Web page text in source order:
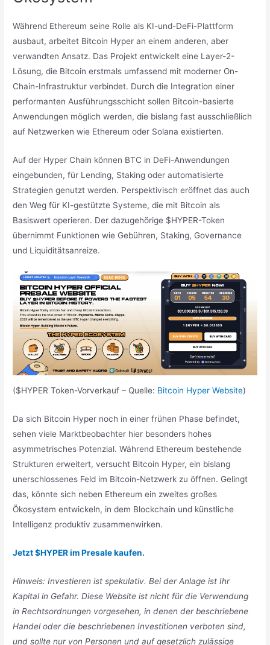
Während Ethereum seine Rolle als KI-und-DeFi-Plattform
ausbaut, arbeitet Bitcoin Hyper an einem anderen, aber
verwandten Ansatz. Das Projekt entwickelt eine Layer-2-
Lösung, die Bitcoin erstmals umfassend mit moderner On-
Chain-Infrastruktur verbindet. Durch die Integration einer
performanten Ausführungsschicht sollen Bitcoin-basierte
Anwendungen möglich werden, die bislang fast ausschließlich
auf Netzwerken wie Ethereum oder Solana existierten.
Auf der Hyper Chain können BTC in DeFi-Anwendungen
eingebunden, für Lending, Staking oder automatisierte
Strategien genutzt werden. Perspektivisch eröffnet das auch
den Weg für KI-gestützte Systeme, die mit Bitcoin als
Basiswert operieren. Der dazugehörige $HYPER-Token
übernimmt Funktionen wie Gebühren, Staking, Governance
und Liquiditätsanreize.
($HYPER Token-Vorverkauf – Quelle: Bitcoin Hyper Website)
Da sich Bitcoin Hyper noch in einer frühen Phase befindet,
sehen viele Marktbeobachter hier besonders hohes
asymmetrisches Potenzial. Während Ethereum bestehende
Strukturen erweitert, versucht Bitcoin Hyper, ein bislang
unerschlossenes Feld im Bitcoin-Netzwerk zu öffnen. Gelingt
das, könnte sich neben Ethereum ein zweites großes
Ökosystem entwickeln, in dem Blockchain und künstliche
Intelligenz produktiv zusammenwirken.
Jetzt $HYPER im Presale kaufen.
Hinweis: Investieren ist spekulativ. Bei der Anlage ist Ihr
Kapital in Gefahr. Diese Website ist nicht für die Verwendung
in Rechtsordnungen vorgesehen, in denen der beschriebene
Handel oder die beschriebenen Investitionen verboten sind,
und sollte nur von Personen und auf gesetzlich zulässige